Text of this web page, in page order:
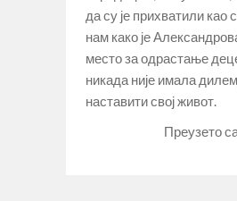
да су је прихватили као
нам како је
место за одрастање
никада није имала
наставити свој живот.
Преузето